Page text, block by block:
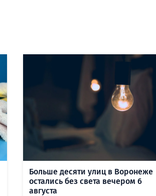
Больше десяти улиц в Воронеже
остались без света вечером 6
августа